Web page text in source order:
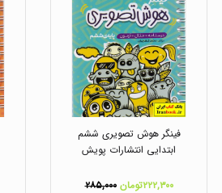
فینگر هوش تصویری ششم
ابتدایی انتشارات پویش
۲۲۲,۳۰۰تومان ۲۸۵,۰۰۰